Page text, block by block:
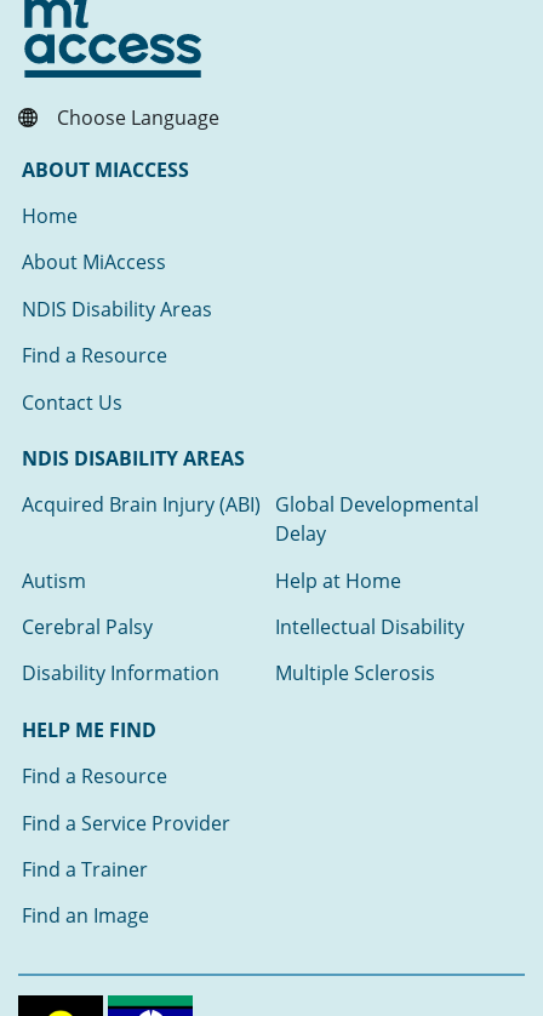
Choose Language
ABOUT MIACCESS
Home
About MiAccess
NDIS Disability Areas
Find a Resource
Contact Us
NDIS DISABILITY AREAS
Acquired Brain Injury (ABI)
Global Developmental
Delay
Autism
Help at Home
Cerebral Palsy
Intellectual Disability
Disability Information
Multiple Sclerosis
HELP ME FIND
Find a Resource
Find a Service Provider
Find a Trainer
Find an Image